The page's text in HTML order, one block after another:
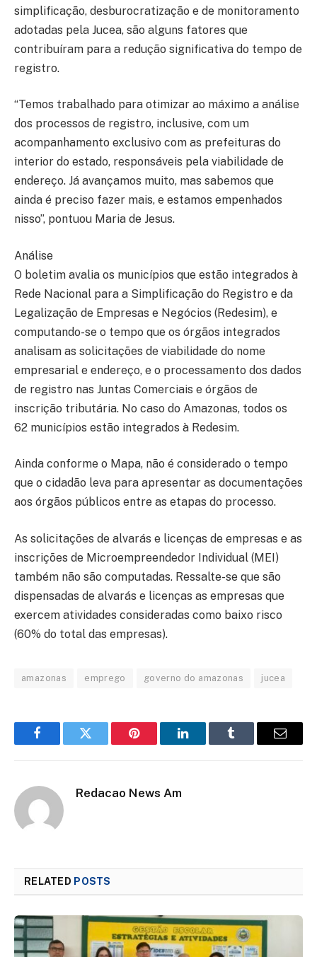
simplificação, desburocratização e de monitoramento
adotadas pela Jucea, são alguns fatores que
contribuíram para a redução significativa do tempo de
registro.
“Temos trabalhado para otimizar ao máximo a análise
dos processos de registro, inclusive, com um
acompanhamento exclusivo com as prefeituras do
interior do estado, responsáveis pela viabilidade de
endereço. Já avançamos muito, mas sabemos que
ainda é preciso fazer mais, e estamos empenhados
nisso”, pontuou Maria de Jesus.
Análise
O boletim avalia os municípios que estão integrados à
Rede Nacional para a Simplificação do Registro e da
Legalização de Empresas e Negócios (Redesim), e
computando-se o tempo que os órgãos integrados
analisam as solicitações de viabilidade do nome
empresarial e endereço, e o processamento dos dados
de registro nas Juntas Comerciais e órgãos de
inscrição tributária. No caso do Amazonas, todos os
62 municípios estão integrados à Redesim.
Ainda conforme o Mapa, não é considerado o tempo
que o cidadão leva para apresentar as documentações
aos órgãos públicos entre as etapas do processo.
As solicitações de alvarás e licenças de empresas e as
inscrições de Microempreendedor Individual (MEI)
também não são computadas. Ressalte-se que são
dispensadas de alvarás e licenças as empresas que
exercem atividades consideradas como baixo risco
(60% do total das empresas).
amazonas emprego governo do amazonas jucea
FacebookTwitter Pinterest LinkedInTumblr Email
Redacao News Am
RELATED POSTS